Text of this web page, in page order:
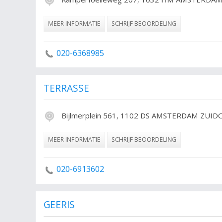
MEER INFORMATIE SCHRIJF BEOORDELING
020-6368985
TERRASSE
Bijlmerplein 561, 1102 DS AMSTERDAM
MEER INFORMATIE SCHRIJF BEOORDELING
020-6913602
GEERIS